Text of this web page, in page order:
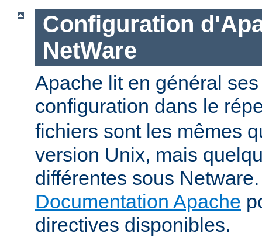
Configuration
NetWare
Apache lit en général
configuration dans le
fichiers sont les mêmes
version Unix, mais
différentes sous
Documentation Apache
directives disponibles.